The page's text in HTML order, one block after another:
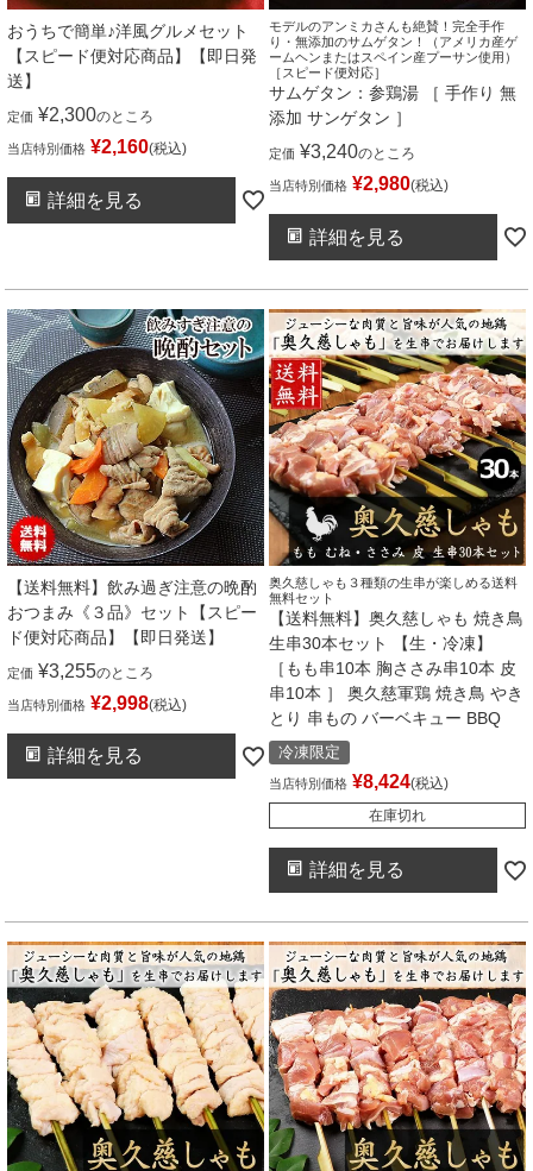
おうちで簡単♪洋風グルメセット
【スピード便対応商品】【即日発
送】
定価 ¥2,300のところ
当店特別価格 ¥2,160 税込
詳細を見る
モデルのアンミカさんも絶賛！完全手作
り・無添加のサムゲタン！（アメリカ産ゲ
ームヘンまたはスペイン産プーサン使用）
［スピード便対応］
サムゲタン：参鶏湯 ［ 手作り 無
添加 サンゲタン ］
定価 ¥3,240のところ
当店特別価格 ¥2,980 税込
詳細を見る
【送料無料】飲み過ぎ注意の晩酌
おつまみ《３品》セット【スピー
ド便対応商品】【即日発送】
定価 ¥3,255のところ
当店特別価格 ¥2,998 税込
詳細を見る
奥久慈しゃも３種類の生串が楽しめる送料
無料セット
【送料無料】奥久慈しゃも 焼き鳥
生串30本セット 【生・冷凍】
［もも串10本 胸ささみ串10本 皮
串10本 ］ 奥久慈軍鶏 焼き鳥 やき
とり 串もの バーベキュー BBQ
冷凍限定
当店特別価格 ¥8,424 税込
在庫切れ
詳細を見る